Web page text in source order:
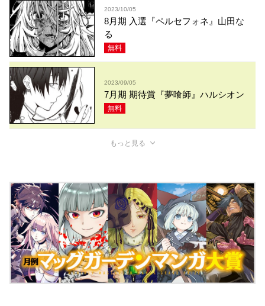
2023/10/05
8月期 入選『ペルセフォネ』山田な
る
無料
2023/09/05
7月期 期待賞『夢喰師』ハルシオン
無料
もっと見る